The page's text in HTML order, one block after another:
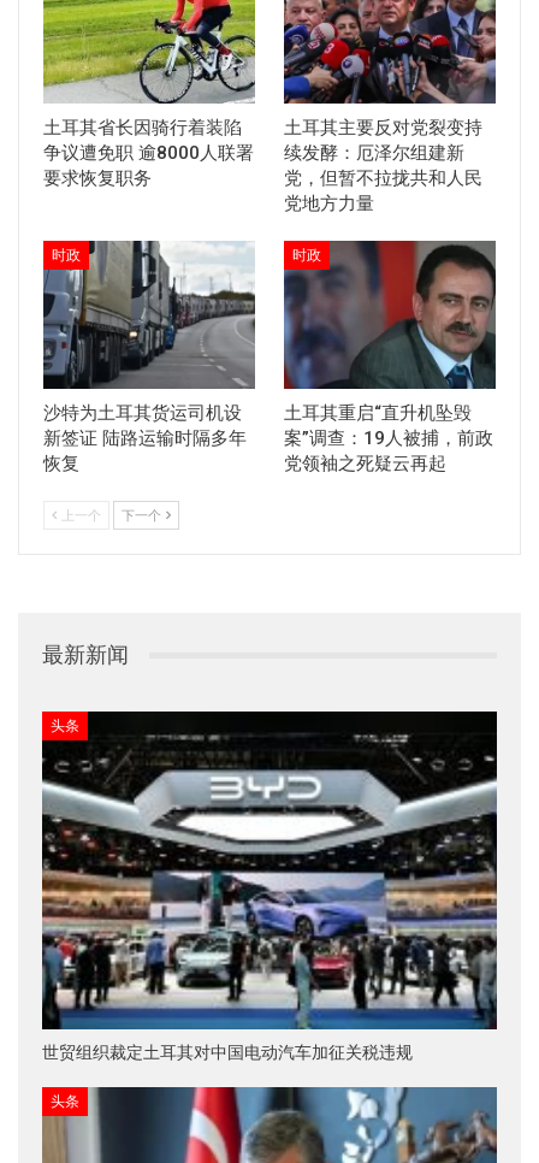
土耳其省长因骑行着装陷
争议遭免职 逾8000人联署
要求恢复职务
土耳其主要反对党裂变持
续发酵：厄泽尔组建新
党，但暂不拉拢共和人民
党地方力量
时政
沙特为土耳其货运司机设
新签证 陆路运输时隔多年
恢复
时政
土耳其重启“直升机坠毁
案”调查：19人被捕，前政
党领袖之死疑云再起
上一个 下一个
最新新闻
头条
世贸组织裁定土耳其对中国电动汽车加征关税违规
头条